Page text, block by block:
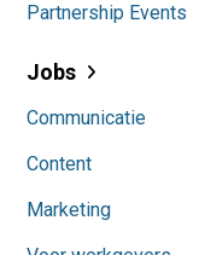
Partnership Events
Jobs
Communicatie
Content
Marketing